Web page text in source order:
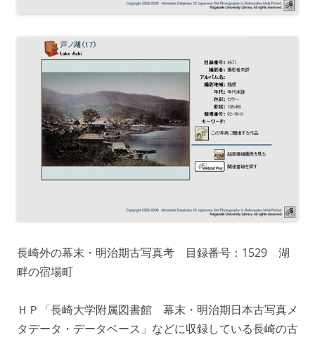
長崎外の幕末・明治期古写真考 目録番号：1529 湖
畔の宿場町
ＨＰ「長崎大学附属図書館 幕末・明治期日本古写真メ
タデータ・データベース」などに収録している長崎の古